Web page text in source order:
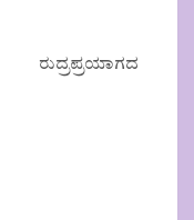
ರುದ್ರಪ್ರಯಾಗದ